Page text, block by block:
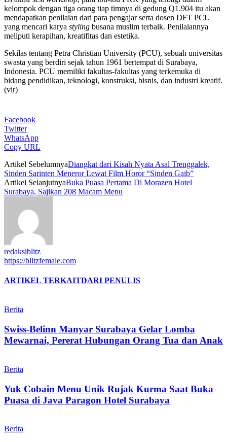
kelompok dengan tiga orang tiap timnya di gedung Q1.904 itu akan
mendapatkan penilaian dari para pengajar serta dosen DFT PCU
yang mencari karya styling busana muslim terbaik. Penilaiannya
meliputi kerapihan, kreatifitas dan estetika.
Sekilas tentang Petra Christian University (PCU), sebuah universitas
swasta yang berdiri sejak tahun 1961 bertempat di Surabaya,
Indonesia. PCU memiliki fakultas-fakultas yang terkemuka di
bidang pendidikan, teknologi, konstruksi, bisnis, dan industri kreatif.
(vir)
Facebook
Twitter
WhatsApp
Copy URL
Artikel SebelumnyaDiangkat dari Kisah Nyata Asal Trenggalek,
Sinden Sarinten Meneror Lewat Film Horor “Sinden Gaib”
Artikel SelanjutnyaBuka Puasa Pertama Di Morazen Hotel
Surabaya, Sajikan 208 Macam Menu
redaksiblitz
https://blitzfemale.com
ARTIKEL TERKAITDARI PENULIS
Berita
Swiss-Belinn Manyar Surabaya Gelar Lomba
Mewarnai, Pererat Hubungan Orang Tua dan Anak
Berita
Yuk Cobain Menu Unik Rujak Kurma Saat Buka
Puasa di Java Paragon Hotel Surabaya
Berita